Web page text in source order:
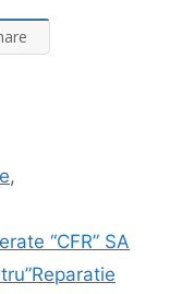
,
“CFR” SA